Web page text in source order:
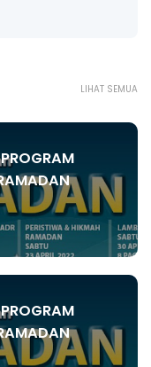
LIHAT SEMUA